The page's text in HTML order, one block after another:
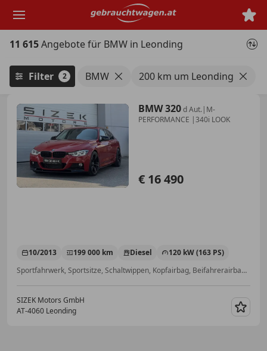
Hauptinhalt
11 615Angebote für BMW in Leonding
Filter 2 BMW 200 km um Leonding
BMW 320d Aut.|M-
PERFORMANCE |340i LOOK
€ 16 490
10/2013 199 000 km Diesel
120 kW (163 PS)
Sportfahrwerk, Sportsitze, Schaltwippen, Kopfairbag, Beifahrerairbag, Nichtraucherfahrzeug, Lederlenkrad, Bluetooth
SIZEK Motors GmbH
AT-4060 Leonding